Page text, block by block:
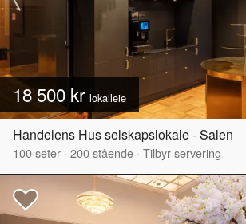
18 500 kr lokalleie
Handelens Hus selskapslokale - Salen
100seter · 200stående · Tilbyr servering